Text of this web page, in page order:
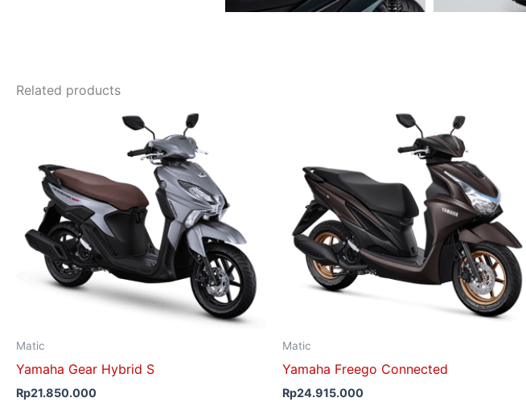
Related products
Matic
Yamaha Gear Hybrid S
Rp21.850.000
Matic
Yamaha Freego Connected
Rp24.915.000